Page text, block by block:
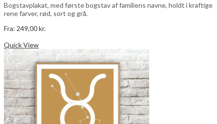
Bogstavplakat, med første bogstav af familiens navne, holdt i kraftige
rene farver, rød, sort og grå.
Fra: 249,00kr.
har
flere
varianter.
Mulighederne
kan
vælges
varesiden
Quick View